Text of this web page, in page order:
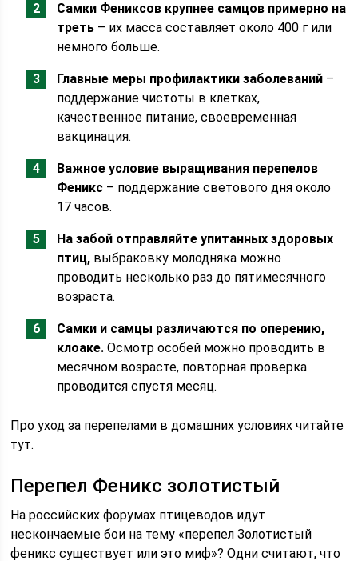
Самки Фениксов крупнее самцов примерно на
треть – их масса составляет около 400 г или
немного больше.
Главные меры профилактики заболеваний –
поддержание чистоты в клетках,
качественное питание, своевременная
вакцинация.
Важное условие выращивания перепелов
Феникс – поддержание светового дня около
17 часов.
На забой отправляйте упитанных здоровых
птиц, выбраковку молодняка можно
проводить несколько раз до пятимесячного
возраста.
Самки и самцы различаются по оперению,
клоаке. Осмотр особей можно проводить в
месячном возрасте, повторная проверка
проводится спустя месяц.
Про уход за перепелами в домашних условиях читайте
тут.
Перепел Феникс золотистый
На российских форумах птицеводов идут
нескончаемые бои на тему «перепел Золотистый
феникс существует или это миф»? Одни считают, что